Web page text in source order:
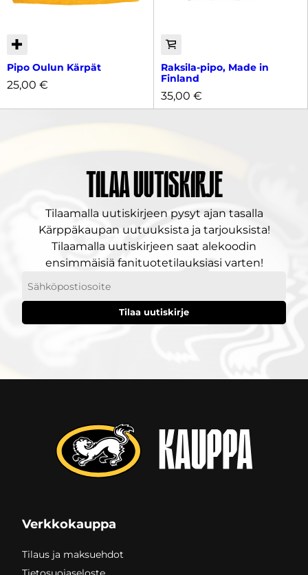
Pipo Oulun Kärpät
25,00 €
Raksila-pipo, Made in
Finland
35,00 €
Tilaa uutiskirje
Tilaamalla uutiskirjeen pysyt ajan tasalla
Kärppäkaupan uutuuksista ja tarjouksista!
Tilaamalla uutiskirjeen saat alekoodin
ensimmäisiä fanituotetilauksiasi varten!
Verkkokauppa
Tilaus ja maksuehdot